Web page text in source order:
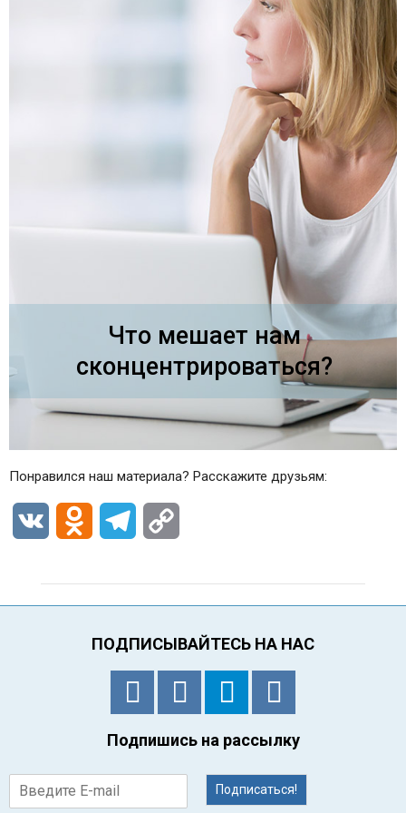
Что мешает нам
сконцентрироваться?
Понравился наш материала? Расскажите друзьям:
VK Odnoklassniki
Telegram
ПОДПИСЫВАЙТЕСЬ НА НАС
Подпишись на рассылку
Подписаться!